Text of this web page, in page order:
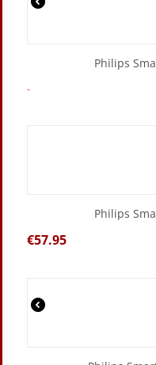
Philips
-
Philips
€57.95